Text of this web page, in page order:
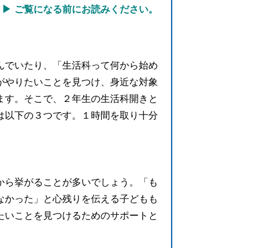
ご覧になる前にお読みください。
いたり、「生活科って何から始め
りたいことを見つけ、身近な対象
。そこで、２年生の生活科開きと
下の３つです。１時間を取り十分
挙がることが多いでしょう。「も
った」と心残りを伝える子どもも
ことを見つけるためのサポートと